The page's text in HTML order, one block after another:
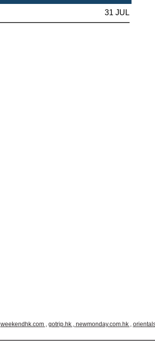
31 JUL
weekendhk.com , gotrip.hk , newmonday.com.hk ,